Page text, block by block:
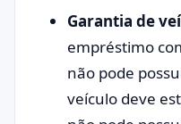
Garantia de
empréstimo
não pode
veículo deve